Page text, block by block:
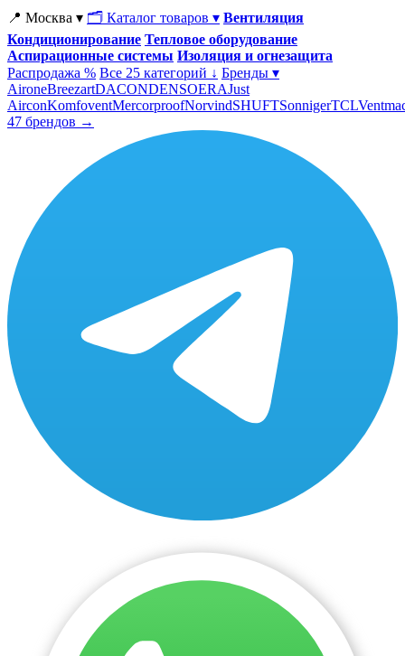
📍 Москва ▾ 🗂 Каталог товаров ▾ Вентиляция
Кондиционирование Тепловое оборудование
Аспирационные системы Изоляция и огнезащита
Распродажа % Все 25 категорий ↓ Бренды ▾
AironeBreezartDACONDENSOERAJust
AirconKomfoventMercorproofNorvindSHUFTSonnigerTCL
47 брендов →